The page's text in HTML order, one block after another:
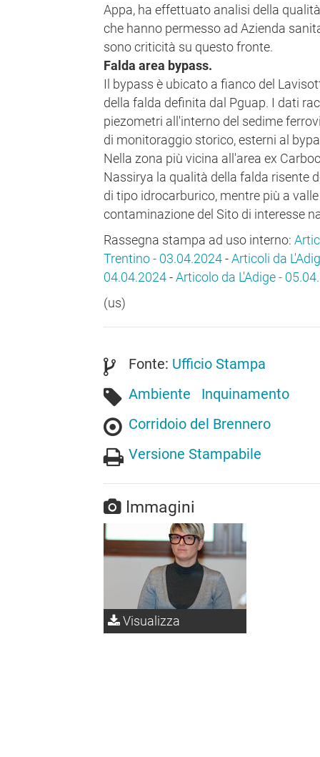
Appa, ha effettuato analisi della
che hanno permesso ad Azienda
sono criticità su questo fronte.
Falda area bypass.
Il bypass è ubicato a fianco del
della falda definita dal Pguap. I dati
piezometri all'interno del sedime
di monitoraggio storico, esterni al
Nella zona più vicina all'area ex
Nassirya la qualità della falda risente
di tipo idrocarburico, mentre più a
contaminazione del Sito di interesse
Rassegna stampa ad uso interno:
Trentino - 03.04.2024-Articoli da
04.04.2024-Articolo da L'Adige -
(us)
Fonte: Ufficio Stampa
Ambiente
Inquinamento
Corridoio del Brennero
Versione Stampabile
Immagini
Visualizza